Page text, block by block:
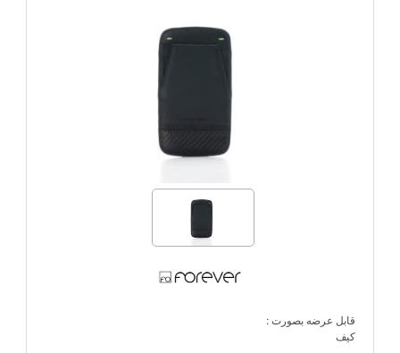
قابل عرضه بصورت :
کیف